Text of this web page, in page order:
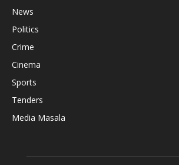
News
Politics
Crime
Cinema
Sports
Tenders
Media Masala